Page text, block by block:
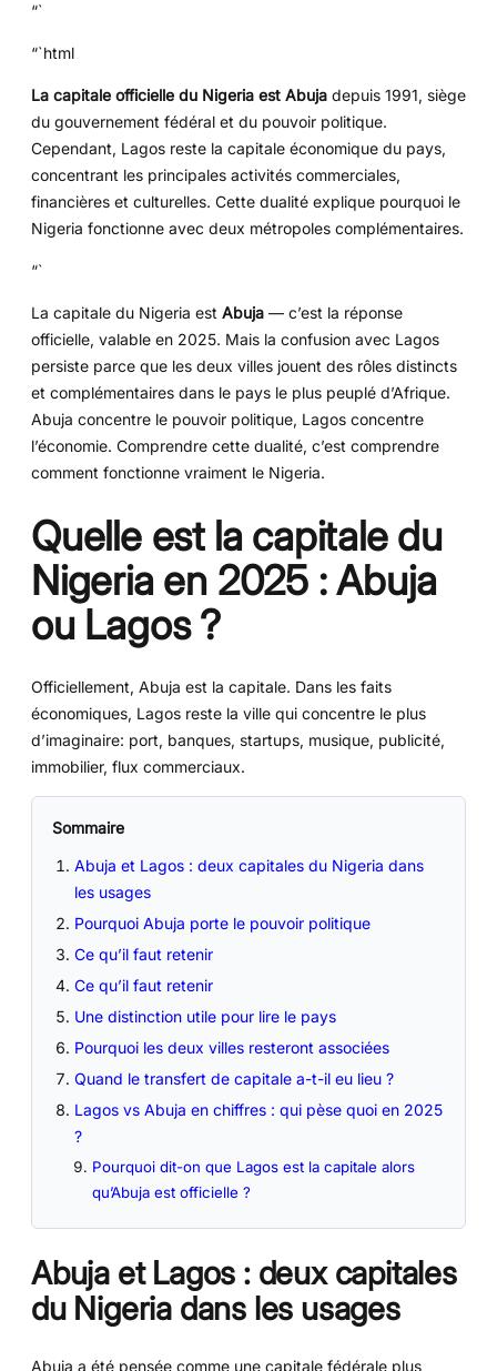
“`
“`html
La capitale officielle du Nigeria est Abuja depuis 1991, siège
du gouvernement fédéral et du pouvoir politique.
Cependant, Lagos reste la capitale économique du pays,
concentrant les principales activités commerciales,
financières et culturelles. Cette dualité explique pourquoi le
Nigeria fonctionne avec deux métropoles complémentaires.
“`
La capitale du Nigeria est Abuja — c’est la réponse
officielle, valable en 2025. Mais la confusion avec Lagos
persiste parce que les deux villes jouent des rôles distincts
et complémentaires dans le pays le plus peuplé d’Afrique.
Abuja concentre le pouvoir politique, Lagos concentre
l’économie. Comprendre cette dualité, c’est comprendre
comment fonctionne vraiment le Nigeria.
Quelle est la capitale du
Nigeria en 2025 : Abuja
ou Lagos ?
Officiellement, Abuja est la capitale. Dans les faits
économiques, Lagos reste la ville qui concentre le plus
d’imaginaire: port, banques, startups, musique, publicité,
immobilier, flux commerciaux.
Sommaire
Abuja et Lagos : deux capitales du Nigeria dans
les usages
Pourquoi Abuja porte le pouvoir politique
Ce qu’il faut retenir
Ce qu’il faut retenir
Une distinction utile pour lire le pays
Pourquoi les deux villes resteront associées
Quand le transfert de capitale a-t-il eu lieu ?
Lagos vs Abuja en chiffres : qui pèse quoi en 2025
?
Pourquoi dit-on que Lagos est la capitale alors
qu’Abuja est officielle ?
Abuja et Lagos : deux capitales
du Nigeria dans les usages
Abuja a été pensée comme une capitale fédérale plus